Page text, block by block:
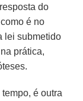
do
é no
lei submetido
prática,
é outra